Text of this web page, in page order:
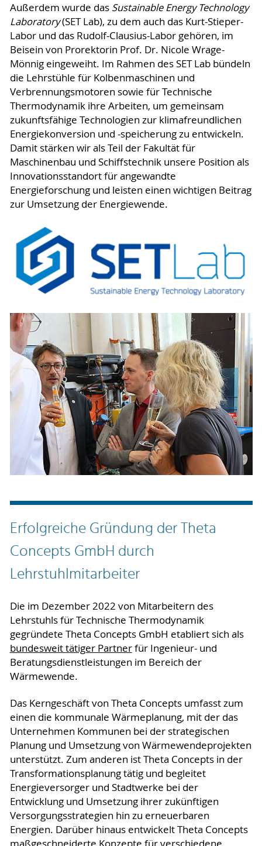
Außerdem wurde das Sustainable Energy Technology
Laboratory(SET Lab), zu dem auch das Kurt-Stieper-
Labor und das Rudolf-Clausius-Labor gehören, im
Beisein von Prorektorin Prof. Dr. Nicole Wrage-
Mönnig eingeweiht. Im Rahmen des SET Lab bündeln
die Lehrstühle für Kolbenmaschinen und
Verbrennungsmotoren sowie für Technische
Thermodynamik ihre Arbeiten, um gemeinsam
zukunftsfähige Technologien zur klimafreundlichen
Energiekonversion und -speicherung zu entwickeln.
Damit stärken wir als Teil der Fakultät für
Maschinenbau und Schiffstechnik unsere Position als
Innovationsstandort für angewandte
Energieforschung und leisten einen wichtigen Beitrag
zur Umsetzung der Energiewende.
Erfolgreiche Gründung der Theta
Concepts GmbH durch
Lehrstuhlmitarbeiter
Die im Dezember 2022 von Mitarbeitern des
Lehrstuhls für Technische Thermodynamik
gegründete Theta Concepts GmbH etabliert sich als
bundesweit tätiger Partnerfür Ingenieur- und
Beratungsdienstleistungen im Bereich der
Wärmewende.
Das Kerngeschäft von Theta Concepts umfasst zum
einen die kommunale Wärmeplanung, mit der das
Unternehmen Kommunen bei der strategischen
Planung und Umsetzung von Wärmewendeprojekten
unterstützt. Zum anderen ist Theta Concepts in der
Transformationsplanung tätig und begleitet
Energieversorger und Stadtwerke bei der
Entwicklung und Umsetzung ihrer zukünftigen
Versorgungsstrategien hin zu erneuerbaren
Energien. Darüber hinaus entwickelt Theta Concepts